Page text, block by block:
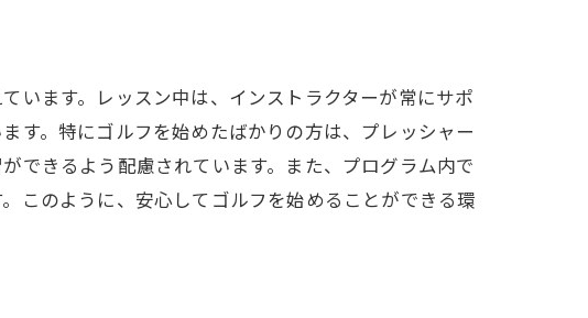
ール
います。レッスン中は、インストラクターが常にサポ
す。特にゴルフを始めたばかりの方は、プレッシャー
できるよう配慮されています。また、プログラム内で
このように、安心してゴルフを始めることができる環